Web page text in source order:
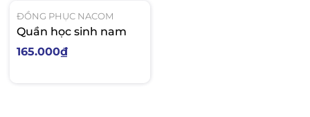
ĐỒNG PHỤC NACOM
Quần học sinh nam
165.000₫